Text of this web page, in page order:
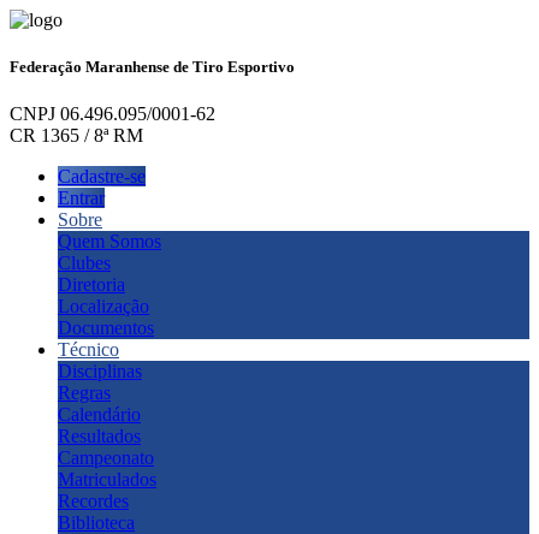
Federação Maranhense de Tiro Esportivo
CNPJ 06.496.095/0001-62
CR 1365 / 8ª RM
Cadastre-se
Entrar
Sobre
Quem Somos
Clubes
Diretoria
Localização
Documentos
Técnico
Disciplinas
Regras
Calendário
Resultados
Campeonato
Matriculados
Recordes
Biblioteca